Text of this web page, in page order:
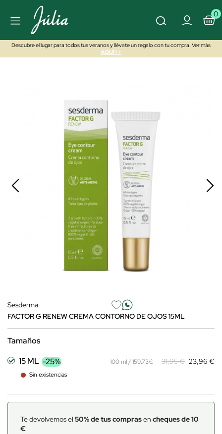
0
Descubre el lugar para todos tus veranos y llévate un regalo con tu compra. Ver más
AQUÍ>>
Sesderma
FACTOR G RENEW CREMA CONTORNO DE OJOS 15ML
Tamaños
15 ML -25%
Sin existencias
100 ml / 159.73€ 31,95 € 23,96 €
Te devolvemos el 50% de tus comprasen cheques de 10
€